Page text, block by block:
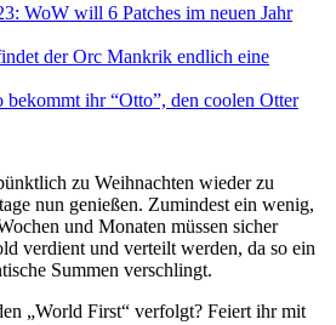
WoW will 6 Patches im neuen Jahr
der Orc Mankrik endlich eine
ihr “Otto”, den coolen Otter
zu Weihnachten wieder zu
nun genießen. Zumindest ein wenig,
und Monaten müssen sicher
verdient und verteilt werden, da so ein
Summen verschlingt.
„World First“ verfolgt? Feiert ihr mit